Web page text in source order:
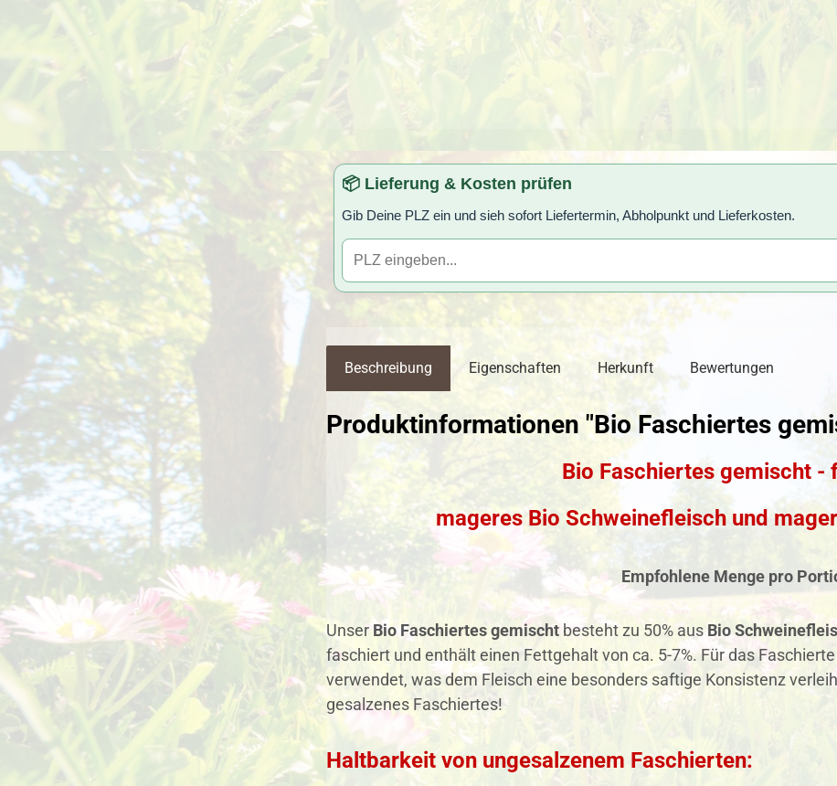
📦 Lieferung & Kosten prüfen
Gib Deine PLZ ein und sieh sofort Liefertermin, Abholpunkt und Lieferkosten.
Beschreibung Eigenschaften Herkunft Bewertungen
Produktinformationen "Bio Faschiertes
Bio Faschiertes gemischt
mageres Bio Schweinefleisch und
Empfohlene Menge pro
UnserBio Faschiertes gemischt besteht zu 50% ausBio
faschiert und enthält einen Fettgehalt von ca. 5-7%. Für das
verwendet, was dem Fleisch eine besonders saftige Konsistenz
gesalzenes Faschiertes!
Haltbarkeit von ungesalzenem Faschierten: